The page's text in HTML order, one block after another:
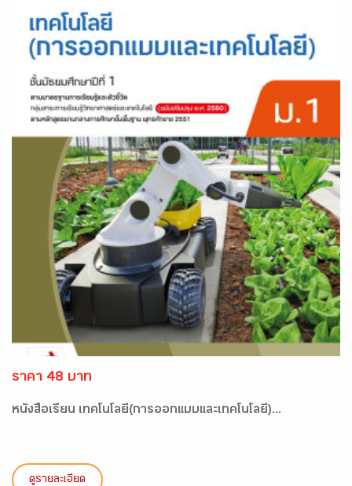
ราคา 48 บาท
หนังสือเรียน เทคโนโลยี(การออกแบบและเทคโนโลยี)...
ดูรายละเอียด